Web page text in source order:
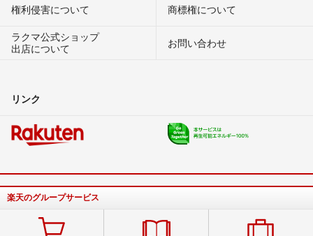
権利侵害について
商標権について
ラクマ公式ショップ
出店について
お問い合わせ
リンク
楽天のグループサービス